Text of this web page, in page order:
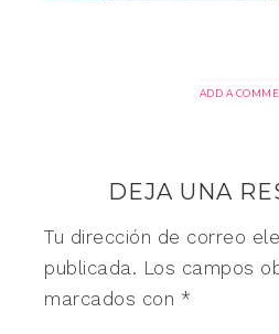
ADD A
DEJA UNA
Tu dirección de correo
publicada. Los campos
marcados con *